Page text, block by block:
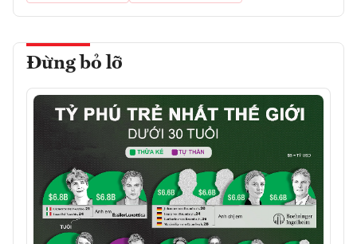
Đừng bỏ lỡ